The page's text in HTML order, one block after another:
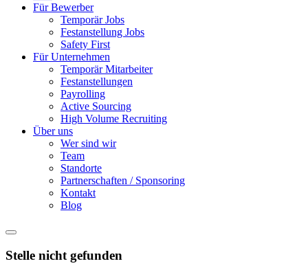
Für Bewerber
Temporär Jobs
Festanstellung Jobs
Safety First
Für Unternehmen
Temporär Mitarbeiter
Festanstellungen
Payrolling
Active Sourcing
High Volume Recruiting
Über uns
Wer sind wir
Team
Standorte
Partnerschaften / Sponsoring
Kontakt
Blog
Stelle nicht gefunden